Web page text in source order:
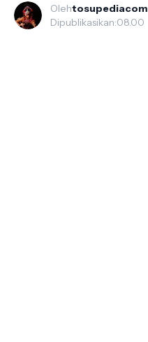
Olehtosupediacom
Dipublikasikan:08.00